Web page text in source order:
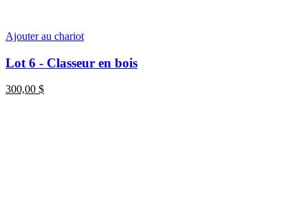
Ajouter au chariot
Lot 6 - Classeur en bois
300,00 $